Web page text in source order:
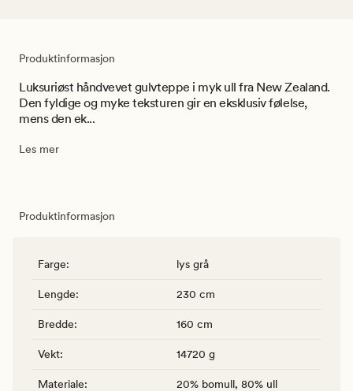
Produktinformasjon
Luksuriøst håndvevet gulvteppe i myk ull fra New Zealand.
Den fyldige og myke teksturen gir en eksklusiv følelse,
mens den ek...
Les mer
Produktinformasjon
Farge: lys grå
Lengde: 230 cm
Bredde: 160 cm
Vekt: 14720 g
Materiale: 20% bomull, 80% ull